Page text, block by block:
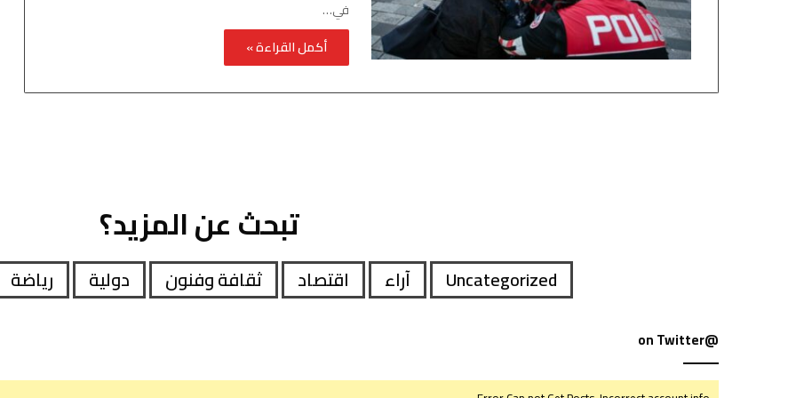
في…
أكمل القراءة »
تبحث عن المزيد؟
Uncategorized آراء اقتصاد ثقافة وفنون دولية رياضة
@on Twitter